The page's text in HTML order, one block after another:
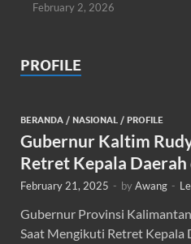
February 2, 2026
PROFILE
BERANDA / NASIONAL / PROFILE
Gubernur Kaltim
Retret Kepala
February 21, 2025 - byAwang -
Gubernur Provinsi Kalimantan
Saat Mengikuti Retret Kepala